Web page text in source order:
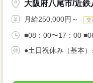
大阪府八尾市/近鉄
月給250,000円～ 交
■08：00〜17：00
●土日祝休み（基本